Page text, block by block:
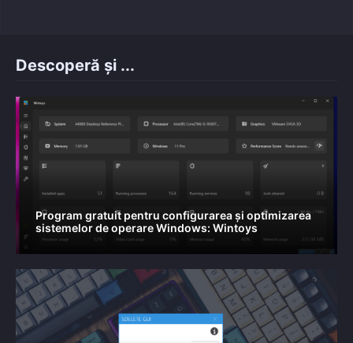
Descoperă și ...
Program gratuit pentru configurarea și optimizarea
sistemelor de operare Windows: Wintoys